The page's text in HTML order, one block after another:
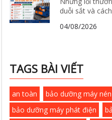
duỗi sắt và
04/08/2026
TAGS BÀI VIẾT
an toàn
bảo dưỡng máy
bảo dưỡng máy phát điện